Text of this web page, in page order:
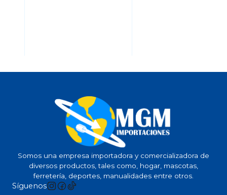
Somos una empresa importadora y comercializadora de
diversos productos, tales como, hogar, mascotas,
ferretería, deportes, manualidades entre otros.
Síguenos